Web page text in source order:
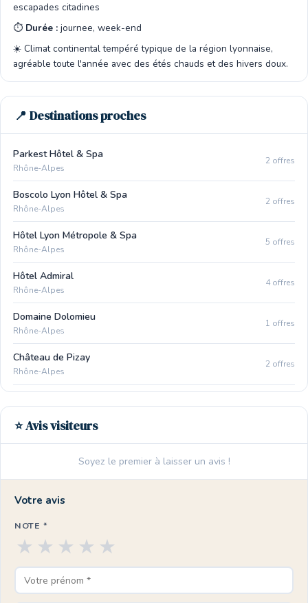
escapades citadines
⏱️ Durée : journee, week-end
☀️ Climat continental tempéré typique de la région lyonnaise,
agréable toute l'année avec des étés chauds et des hivers doux.
📍 Destinations proches
Parkest Hôtel & Spa
Rhône-Alpes
2 offres
Boscolo Lyon Hôtel & Spa
Rhône-Alpes
2 offres
Hôtel Lyon Métropole & Spa
Rhône-Alpes
5 offres
Hôtel Admiral
Rhône-Alpes
4 offres
Domaine Dolomieu
Rhône-Alpes
1 offres
Château de Pizay
Rhône-Alpes
2 offres
⭐ Avis visiteurs
Soyez le premier à laisser un avis !
Votre avis
NOTE *
★
★
★
★
★